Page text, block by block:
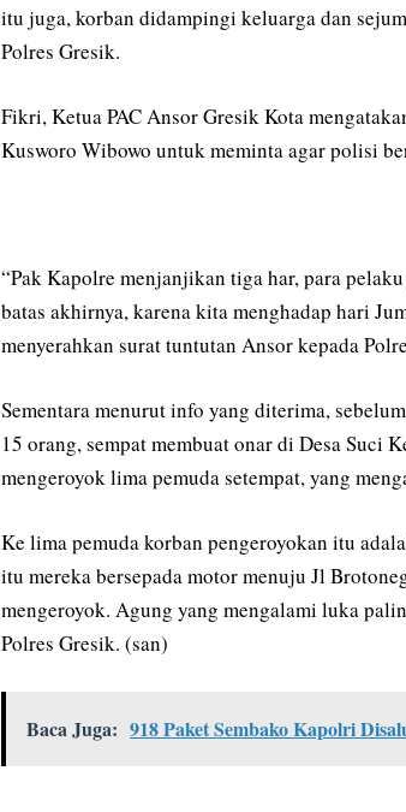
itu juga, korban didampingi keluarga dan
Polres Gresik.
Fikri, Ketua PAC Ansor Gresik Kota
Kusworo Wibowo untuk meminta agar polisi
“Pak Kapolre menjanjikan tiga har, para
batas akhirnya, karena kita menghadap hari
menyerahkan surat tuntutan Ansor kepada
Sementara menurut info yang diterima,
15 orang, sempat membuat onar di Desa Suci
mengeroyok lima pemuda setempat, yang
Ke lima pemuda korban pengeroyokan itu
itu mereka bersepada motor menuju Jl
mengeroyok. Agung yang mengalami luka
Polres Gresik. (san)
Baca Juga: 918 Paket Sembako Kapolri